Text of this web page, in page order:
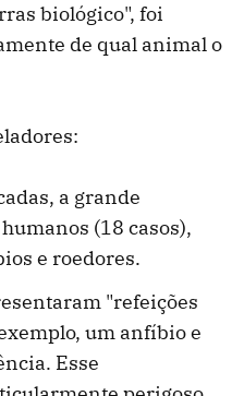
biológico", foi
de qual animal o
a grande
(18 casos),
e roedores.
"refeições
um anfíbio e
Esse